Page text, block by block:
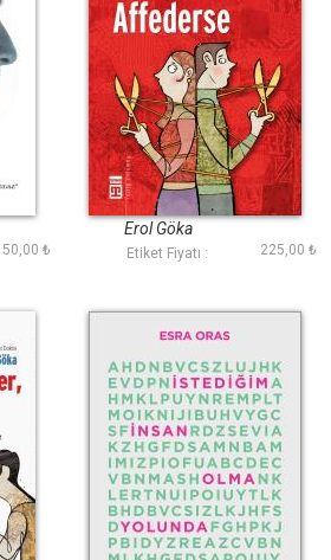
50,00 ₺
Aşk Her Şeyi
Affederse
Erol Göka
Etiket Fiyatı : 225,00 ₺